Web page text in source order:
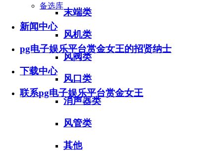
备选库
新闻中心
pg电子娱乐平台赏金女王的招贤纳士
下载中心
联系pg电子娱乐平台赏金女王
末端类
风机类
风阀类
风口类
消声器类
风管类
其他